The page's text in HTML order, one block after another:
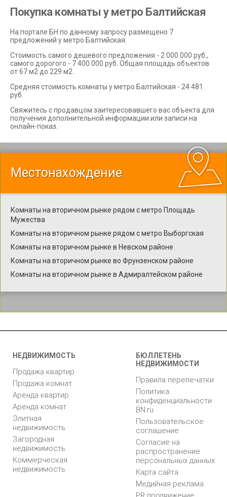
Покупка комнаты у метро Балтийская
На портале БН по данному запросу размещено 7
предложений у метро Балтийская.
Стоимость самого дешевого предложения - 2 000 000 руб.,
самого дорогого - 7 400 000 руб. Общая площадь объектов
от 67 м2 до 229 м2.
Средняя стоимость комнаты у метро Балтийская - 24 481
руб.
Свяжитесь с продавцом заитересовавшего вас объекта для
получения дополнительной информации или записи на
онлайн-показ.
Местонахождение
Комнаты на вторичном рынке рядом с метро Площадь
Мужества
Комнаты на вторичном рынке рядом с метро Выборгская
Комнаты на вторичном рынке в Невском районе
Комнаты на вторичном рынке во Фрунзенском районе
Комнаты на вторичном рынке в Адмиралтейском районе
НЕДВИЖИМОСТЬ
Продажа квартир
Продажа комнат
Аренда квартир
Аренда комнат
Элитная
недвижимость
Загородная
недвижимость
Коммерческая
недвижимость
БЮЛЛЕТЕНЬ
НЕДВИЖИМОСТИ
Правила перепечатки
Политика
конфиденциальности
BN.ru
Пользовательское
соглашение
Согласие на
распространение
персональных данных
Карта сайта
Медийная реклама